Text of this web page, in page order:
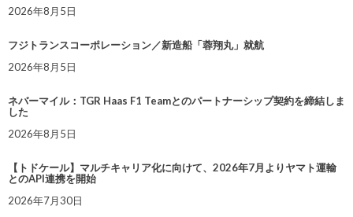
2026年8月5日
フジトランスコーポレーション／新造船「蓉翔丸」就航
2026年8月5日
ネバーマイル：TGR Haas F1 Teamとのパートナーシップ契約を締結しま
した
2026年8月5日
【トドケール】マルチキャリア化に向けて、2026年7月よりヤマト運輸
とのAPI連携を開始
2026年7月30日